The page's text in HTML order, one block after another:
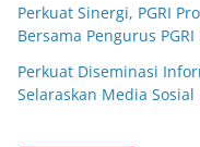
Perkuat Sinergi, PGRI
Bersama Pengurus
Perkuat Diseminasi
Selaraskan Media